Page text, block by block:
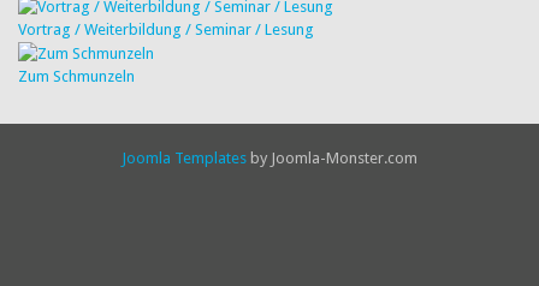
Vortrag / Weiterbildung / Seminar / Lesung
Zum Schmunzeln
Joomla Templates by Joomla-Monster.com